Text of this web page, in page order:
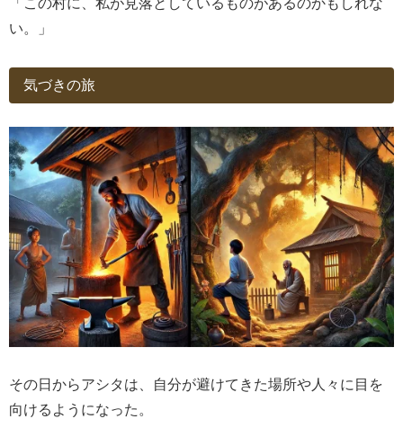
「この村に、私が見落としているものがあるのかもしれな
い。」
気づきの旅
その日からアシタは、自分が避けてきた場所や人々に目を
向けるようになった。